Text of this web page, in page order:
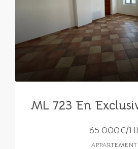
65.000€/HI
APPARTEMENT